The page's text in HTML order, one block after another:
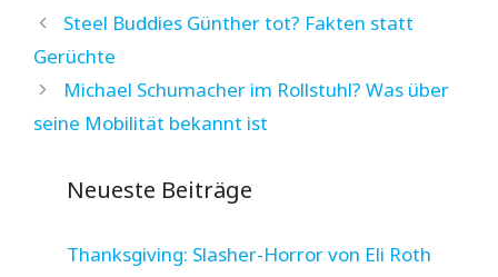
Steel Buddies Günther tot? Fakten statt
Gerüchte
Michael Schumacher im Rollstuhl? Was über
seine Mobilität bekannt ist
Neueste Beiträge
Thanksgiving: Slasher-Horror von Eli Roth